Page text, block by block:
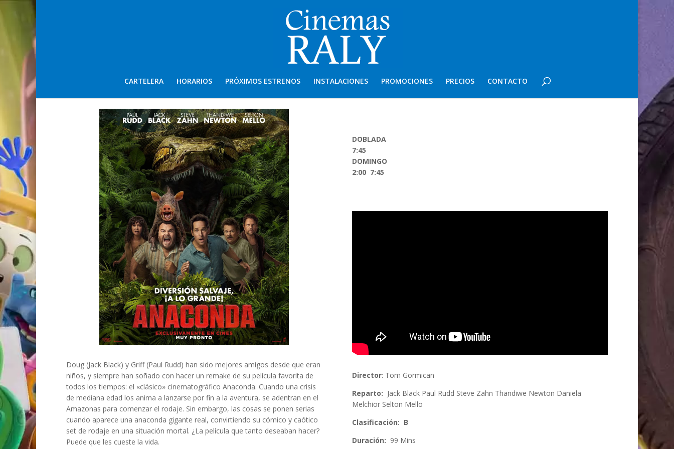
CARTELERA HORARIOS PRÓXIMOS ESTRENOS INSTALACIONES PROMOCIONES PRECIOS CONTACTO
Doug (Jack Black) y Griff (Paul Rudd) han sido mejores amigos desde que eran
niños, y siempre han soñado con hacer un remake de su película favorita de
todos los tiempos: el «clásico» cinematográfico Anaconda. Cuando una crisis
de mediana edad los anima a lanzarse por fin a la aventura, se adentran en el
Amazonas para comenzar el rodaje. Sin embargo, las cosas se ponen serias
cuando aparece una anaconda gigante real, convirtiendo su cómico y caótico
set de rodaje en una situación mortal. ¿La película que tanto deseaban hacer?
Puede que les cueste la vida.
DOBLADA
7:45
DOMINGO
2:00 7:45
Director: Tom Gormican
Reparto: Jack Black Paul Rudd Steve Zahn Thandiwe Newton Daniela
Melchior Selton Mello
Clasificación: B
Duración: 99 Mins